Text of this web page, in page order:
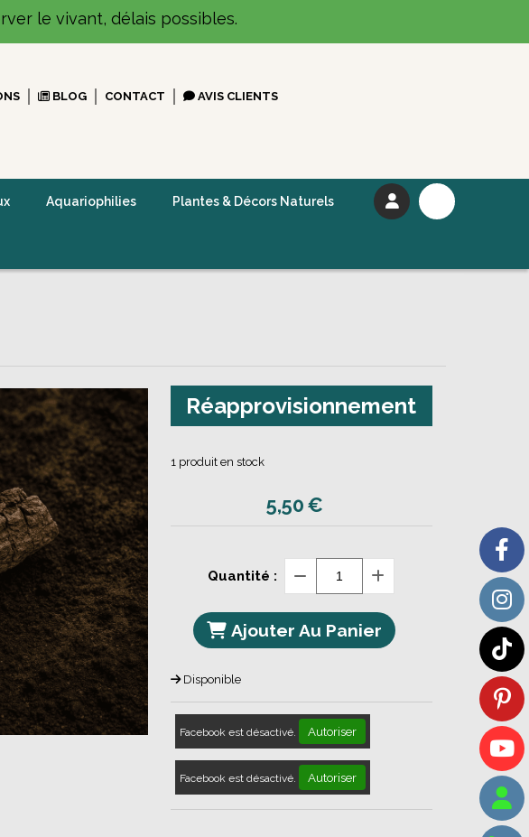
le vivant, délais possibles.
BLOG CONTACT AVIS CLIENTS
Aquariophilies Plantes & Décors Naturels
Réapprovisionnement
5,50€
1produit en stock
Quantité :
Ajouter Au Panier
Disponible
Facebook est désactivé. Autoriser
Facebook est désactivé. Autoriser